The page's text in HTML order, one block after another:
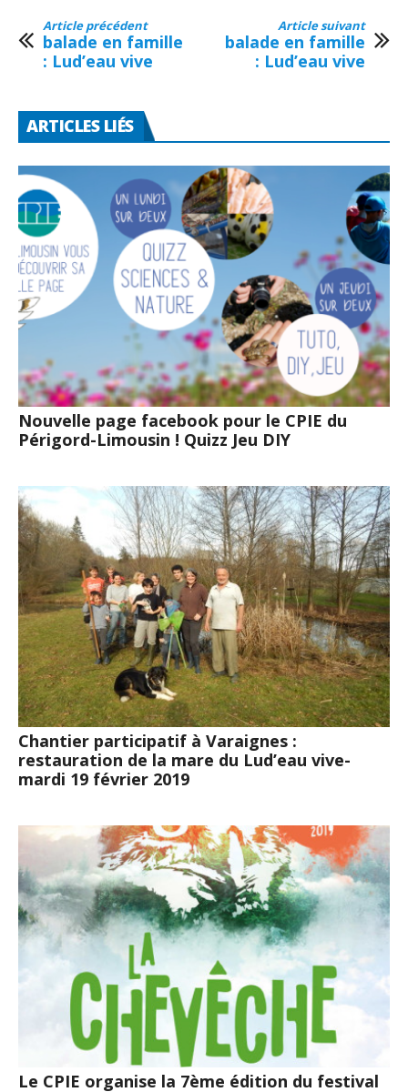
Article précédent
balade en famille
: Lud’eau vive
Article suivant
balade en famille
: Lud’eau vive
ARTICLES LIÉS
Nouvelle page facebook pour le CPIE du
Périgord-Limousin ! Quizz Jeu DIY
Chantier participatif à Varaignes :
restauration de la mare du Lud’eau vive-
mardi 19 février 2019
Le CPIE organise la 7ème édition du festival